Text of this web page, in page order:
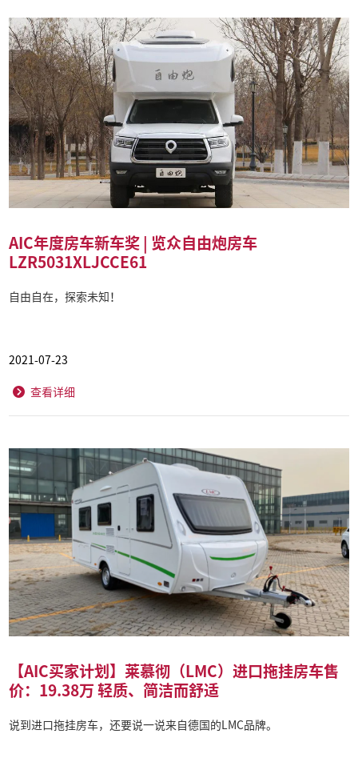
AIC年度房车新车奖 | 览众自由炮房车
LZR5031XLJCCE61
自由自在，探索未知！
2021-07-23
查看详细
【AIC买家计划】莱慕彻（LMC）进口拖挂房车售
价：19.38万 轻质、简洁而舒适
说到进口拖挂房车，还要说一说来自德国的LMC品牌。